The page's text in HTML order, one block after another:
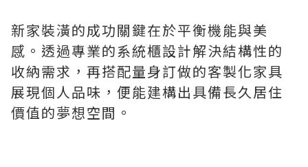
新家裝潢的成功關鍵在於平衡機能與美
感。透過專業的系統櫃設計解決結構性的
收納需求，再搭配量身訂做的客製化家具
展現個人品味，便能建構出具備長久居住
價值的夢想空間。